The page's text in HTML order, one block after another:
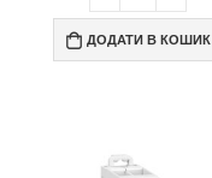
ДОДАТИ В КОШИК